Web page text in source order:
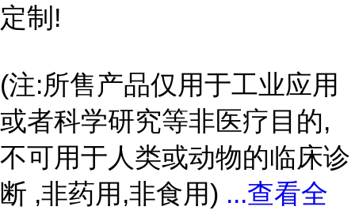
定制!
(注:所售产品仅用于工业应用
或者科学研究等非医疗目的,
不可用于人类或动物的临床诊
断 ,非药用,非食用) ...查看全